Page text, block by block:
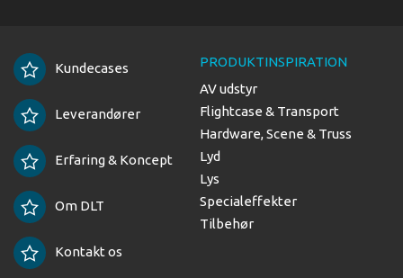
Kundecases
Leverandører
Erfaring & Koncept
Om DLT
Kontakt os
PRODUKTINSPIRATION
AV udstyr
Flightcase & Transport
Hardware, Scene & Truss
Lyd
Lys
Specialeffekter
Tilbehør